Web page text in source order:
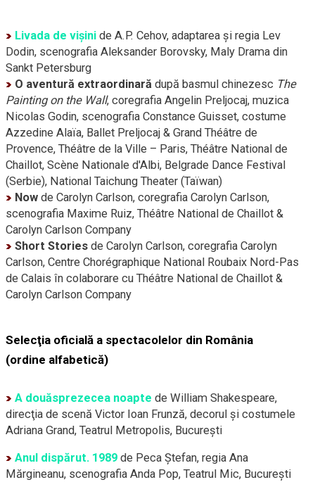
Livada de vişini de A.P. Cehov, adaptarea şi regia Lev
Dodin, scenografia Aleksander Borovsky, Maly Drama din
Sankt Petersburg
O aventură extraordinară după basmul chinezesc The
Painting on the Wall, coregrafia Angelin Preljocaj, muzica
Nicolas Godin, scenografia Constance Guisset, costume
Azzedine Alaïa, Ballet Preljocaj & Grand Théâtre de
Provence, Théâtre de la Ville – Paris, Théâtre National de
Chaillot, Scène Nationale d'Albi, Belgrade Dance Festival
(Serbie), National Taichung Theater (Taïwan)
Now de Carolyn Carlson, coregrafia Carolyn Carlson,
scenografia Maxime Ruiz, Théâtre National de Chaillot &
Carolyn Carlson Company
Short Stories de Carolyn Carlson, coregrafia Carolyn
Carlson, Centre Chorégraphique National Roubaix Nord-Pas
de Calais în colaborare cu Théâtre National de Chaillot &
Carolyn Carlson Company
Selecţia oficială a spectacolelor din România
(ordine alfabetică)
A douăsprezecea noapte de William Shakespeare,
direcţia de scenă Victor Ioan Frunză, decorul şi costumele
Adriana Grand, Teatrul Metropolis, Bucureşti
Anul dispărut. 1989 de Peca Ştefan, regia Ana
Mărgineanu, scenografia Anda Pop, Teatrul Mic, Bucureşti